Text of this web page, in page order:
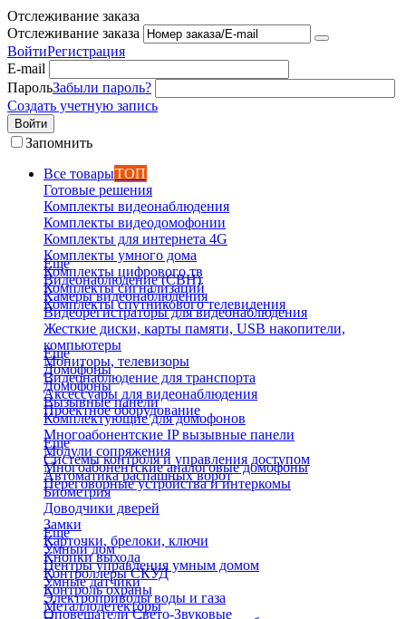
Отслеживание заказа
Отслеживание заказа
ВойтиРегистрация
E-mail
ПарольЗабыли пароль?
Создать учетную запись
Войти
Запомнить
Все товарыТОП
Готовые решения
Комплекты видеонаблюдения
Комплекты видеодомофонии
Комплекты для интернета 4G
Комплекты умного дома
Комплекты цифрового тв
Комплекты сигнализаций
Комплекты спутникового телевидения
Еще
Видеонаблюдение (СВН)
Камеры видеонаблюдения
Видеорегистраторы для видеонаблюдения
Жесткие диски, карты памяти, USB накопители,
компьютеры
Мониторы, телевизоры
Видеонаблюдение для транспорта
Аксессуары для видеонаблюдения
Проектное оборудование
Еще
Домофоны
Домофоны
Вызывные панели
Комплектующие для домофонов
Многоабонентские IP вызывные панели
Модули сопряжения
Многоабонентские аналоговые домофоны
Переговорные устройства и интеркомы
Еще
Системы контроля и управления доступом
Автоматика распашных ворот
Биометрия
Доводчики дверей
Замки
Карточки, брелоки, ключи
Кнопки выхода
Контроллеры СКУД
Контроль охраны
Металлодетекторы
Еще
Умный дом
Центры управления умным домом
Умные датчики
Электроприводы воды и газа
Оповещатели Свето-Звуковые